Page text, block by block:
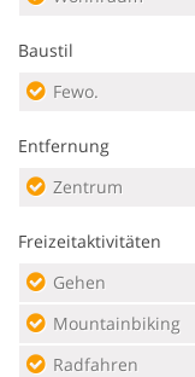
Baustil
Fewo.
Entfernung
Zentrum
Freizeitaktivitäten
Gehen
Mountainbiking
Radfahren